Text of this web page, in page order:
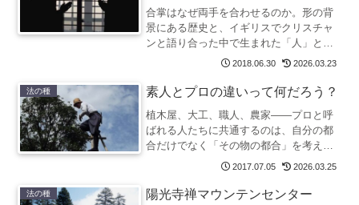
合掌はなぜ両手を合わせるのか。形の背
景にある歴史と、イギリスでクリスチャ
ンと語り合った中で生まれた「人」とい
う字のイメージ。禅僧が合掌の形と意味
2018.06.30 2026.03.23
法の種 素人とプロの違いって何だろう？
植木屋、大工、職人、農家——プロと呼
ばれる人たちに共通するのは、自分の都
合だけでなく「その物の都合」を考える
ことです。素人は物を都合よく扱おうと
る。荒村寺の禅僧が日常の観察から綴る
2017.07.05 2026.03.25
法の種 陽光寺禅マウンテンセンター